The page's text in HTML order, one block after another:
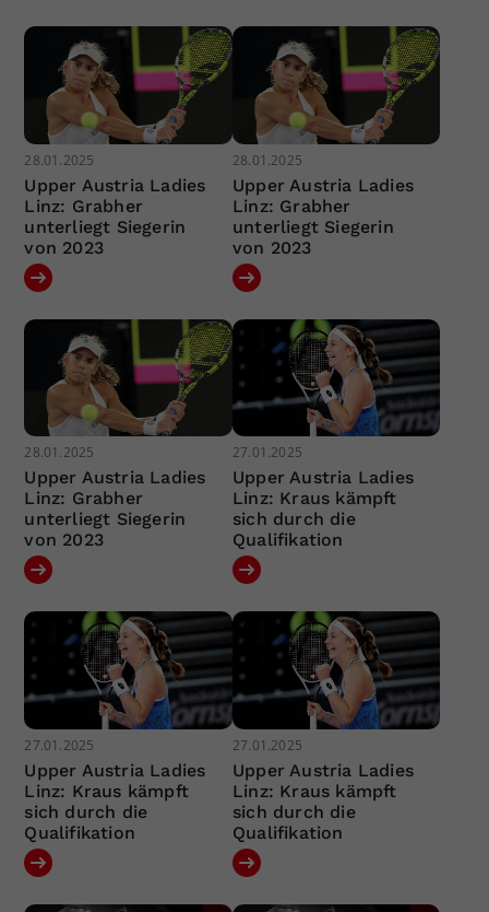
28.01.2025
Upper Austria Ladies
Linz: Grabher
unterliegt Siegerin
von 2023
28.01.2025
Upper Austria Ladies
Linz: Grabher
unterliegt Siegerin
von 2023
28.01.2025
Upper Austria Ladies
Linz: Grabher
unterliegt Siegerin
von 2023
27.01.2025
Upper Austria Ladies
Linz: Kraus kämpft
sich durch die
Qualifikation
27.01.2025
Upper Austria Ladies
Linz: Kraus kämpft
sich durch die
Qualifikation
27.01.2025
Upper Austria Ladies
Linz: Kraus kämpft
sich durch die
Qualifikation